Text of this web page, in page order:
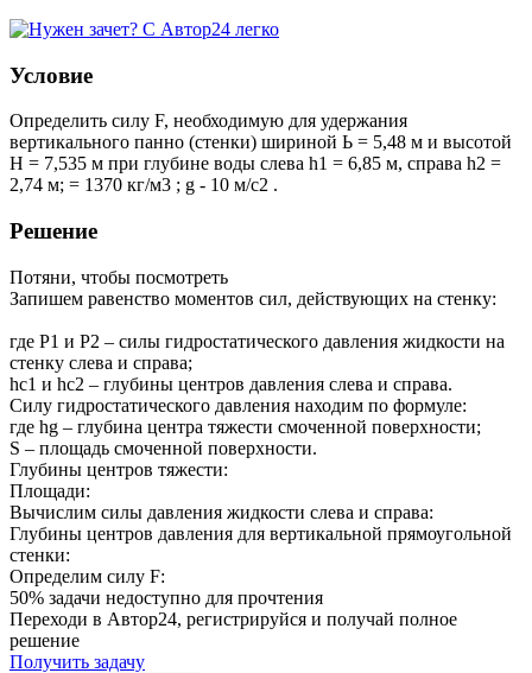
Условие
Определить силу F, необходимую для удержания
вертикального панно (стенки) шириной Ь = 5,48 м и высотой
Н = 7,535 м при глубине воды слева h1 = 6,85 м, справа h2 =
2,74 м; = 1370 кг/м3 ; g - 10 м/с2 .
Решение
Потяни, чтобы посмотреть
Запишем равенство моментов сил, действующих на стенку:
где Р1 и Р2 – силы гидростатического давления жидкости на
стенку слева и справа;
hc1 и hс2 – глубины центров давления слева и справа.
Силу гидростатического давления находим по формуле:
где hg – глубина центра тяжести смоченной поверхности;
S – площадь смоченной поверхности.
Глубины центров тяжести:
Площади:
Вычислим силы давления жидкости слева и справа:
Глубины центров давления для вертикальной прямоугольной
стенки:
Определим силу F:
50% задачи недоступно для прочтения
Переходи в Автор24, регистрируйся и получай полное
решение
Получить задачу